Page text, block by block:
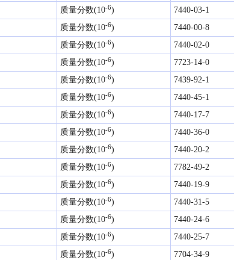
质量分数(10-6)
7440-03-1
质量分数(10-6)
7440-00-8
质量分数(10-6)
7440-02-0
质量分数(10-6)
7723-14-0
质量分数(10-6)
7439-92-1
质量分数(10-6)
7440-45-1
质量分数(10-6)
7440-17-7
质量分数(10-6)
7440-36-0
质量分数(10-6)
7440-20-2
质量分数(10-6)
7782-49-2
质量分数(10-6)
7440-19-9
质量分数(10-6)
7440-31-5
质量分数(10-6)
7440-24-6
质量分数(10-6)
7440-25-7
质量分数(10-6)
7704-34-9